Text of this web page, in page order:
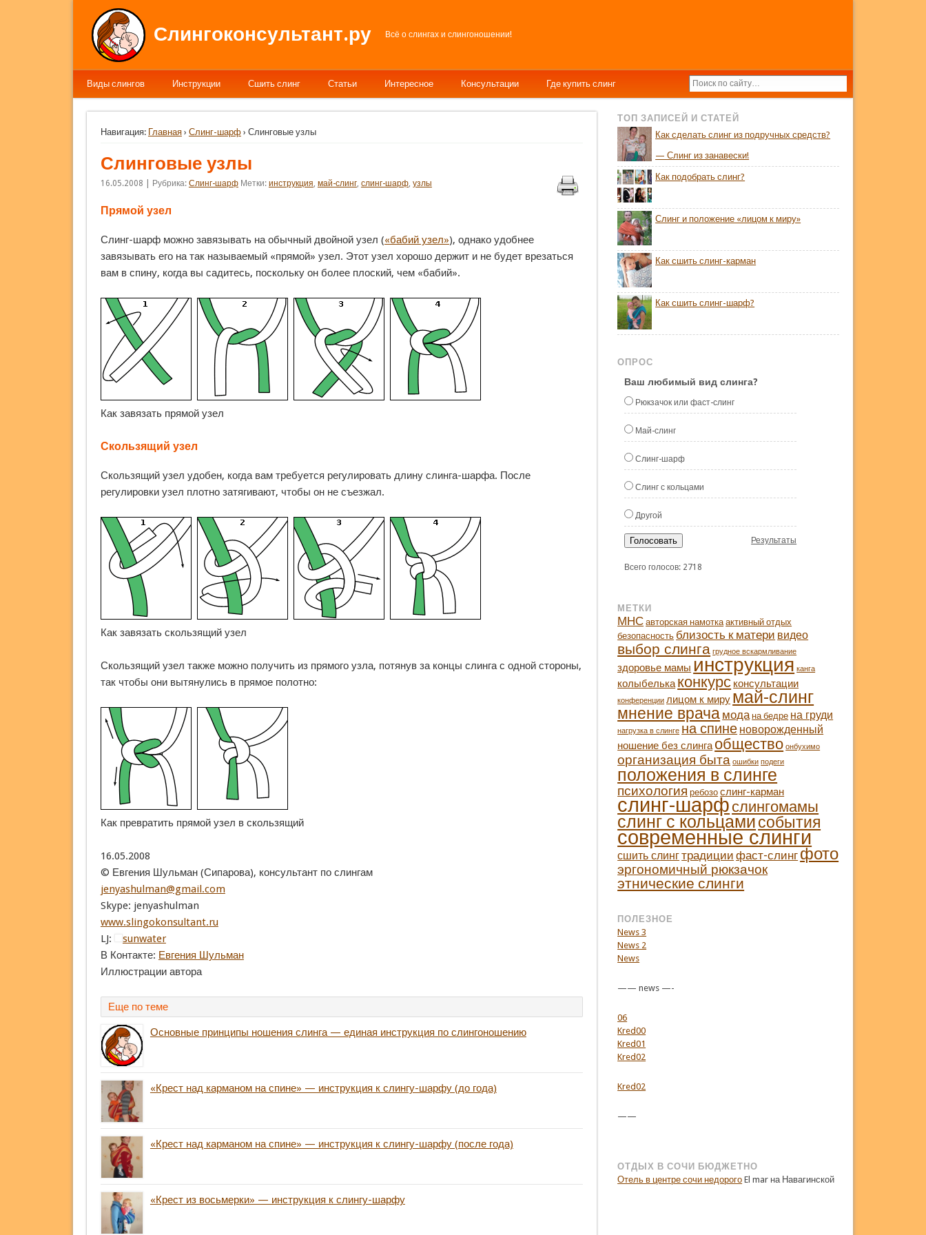
Слингоконсультант.ру Всё о слингах и слингоношении!
Виды слингов Инструкции Сшить слинг Статьи Интересное Консультации Где купить слинг
Навигация: Главная› Слинг-шарф› Слинговые узлы
Слинговые узлы
16.05.2008 | Рубрика: Слинг-шарфМетки: инструкция, май-слинг, слинг-шарф, узлы
Прямой узел
Слинг-шарф можно завязывать на обычный двойной узел («бабий узел»), однако удобнее
завязывать его на так называемый «прямой» узел. Этот узел хорошо держит и не будет врезаться
вам в спину, когда вы садитесь, поскольку он более плоский, чем «бабий».
Как завязать прямой узел
Скользящий узел
Скользящий узел удобен, когда вам требуется регулировать длину слинга-шарфа. После
регулировки узел плотно затягивают, чтобы он не съезжал.
Как завязать скользящий узел
Скользящий узел также можно получить из прямого узла, потянув за концы слинга с одной стороны,
так чтобы они вытянулись в прямое полотно:
Как превратить прямой узел в скользящий
16.05.2008
© Евгения Шульман (Сипарова), консультант по слингам
jenyashulman@gmail.com
Skype: jenyashulman
www.slingokonsultant.ru
LJ:
sunwater
В Контакте: Евгения Шульман
Иллюстрации автора
Еще по теме
Основные принципы ношения слинга — единая инструкция по слингоношению
«Крест над карманом на спине» — инструкция к слингу-шарфу (до года)
«Крест над карманом на спине» — инструкция к слингу-шарфу (после года)
«Крест из восьмерки» — инструкция к слингу-шарфу
ТОП ЗАПИСЕЙ И СТАТЕЙ
Как сделать слинг из подручных средств?
— Слинг из занавески!
Как подобрать слинг?
Слинг и положение «лицом к миру»
Как сшить слинг-карман
Как сшить слинг-шарф?
ОПРОС
Ваш любимый вид слинга?
Рюкзачок или фаст-слинг
Май-слинг
Слинг-шарф
Слинг с кольцами
Другой
Голосовать Результаты
Всего голосов: 2718
МЕТКИ
МНС авторская намотка активный отдых
безопасность близость к матери видео
выбор слинга грудное вскармливание
здоровье мамы инструкция канга
колыбелька конкурс консультации
конференции лицом к миру май-слинг
мнение врача мода на бедре на груди
нагрузка в слинге на спине новорожденный
ношение без слинга общество онбухимо
организация быта ошибки подеги
положения в слинге
психология ребозо слинг-карман
слинг-шарф слингомамы
слинг с кольцамисобытия
современные слинги
сшить слингтрадиции фаст-слинг фото
эргономичный рюкзачок
этнические слинги
ПОЛЕЗНОЕ
News 3
News 2
News
—— news —-
06
Kred00
Kred01
Kred02
Kred02
——
ОТДЫХ В СОЧИ БЮДЖЕТНО
Отель в центре сочи недорого El mar на Навагинской